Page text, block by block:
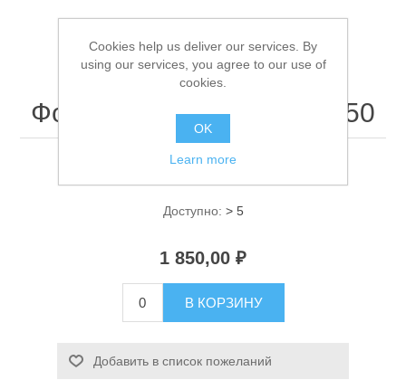
Аксессуары для лодок
Спасательные средства
Фонарь ручной Z01-XHP50
Доступно: > 5
1 850,00 ₽
В КОРЗИНУ
Добавить в список пожеланий
Cookies help us deliver our services. By
using our services, you agree to our use of
cookies.
OK
Learn more